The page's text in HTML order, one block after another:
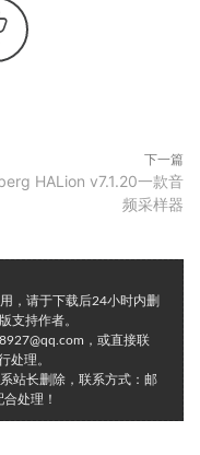
下一篇
HALion v7.1.20一款音
频采样器
，请于下载后24小时内删
支持作者。
，或直接联
处理。
站长删除，联系方式：邮
处理！